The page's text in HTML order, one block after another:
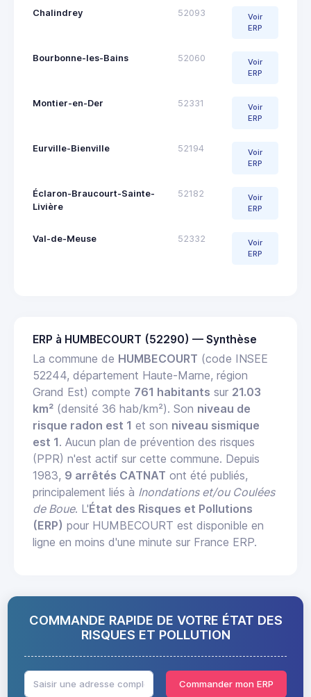
Chalindrey 52093
Voir
ERP
Bourbonne-les-Bains 52060
Voir
ERP
Montier-en-Der 52331
Voir
ERP
Eurville-Bienville 52194
Voir
ERP
Éclaron-Braucourt-Sainte-
Livière
52182
Voir
ERP
Val-de-Meuse 52332
Voir
ERP
ERP à HUMBECOURT (52290) — Synthèse
La commune de HUMBECOURT (code INSEE
52244, département Haute-Marne, région
Grand Est) compte 761 habitants sur 21.03
km² (densité 36 hab/km²). Son niveau de
risque radon est 1 et son niveau sismique
est 1. Aucun plan de prévention des risques
(PPR) n'est actif sur cette commune. Depuis
1983, 9 arrêtés CATNAT ont été publiés,
principalement liés à Inondations et/ou Coulées
de Boue. L'État des Risques et Pollutions
(ERP) pour HUMBECOURT est disponible en
ligne en moins d'une minute sur France ERP.
COMMANDE RAPIDE DE VOTRE ÉTAT DES
RISQUES ET POLLUTION
Commander mon ERP